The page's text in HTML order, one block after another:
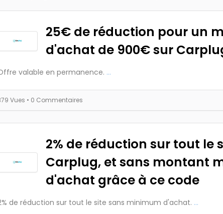
25€ de réduction pour un
d'achat de 900€ sur
valable en permanence. ...
Vues • 0 Commentaires
2% de réduction sur tout le
Carplug, et sans montant
d'achat grâce à ce code
de réduction sur tout le site sans minimum d'achat. ...